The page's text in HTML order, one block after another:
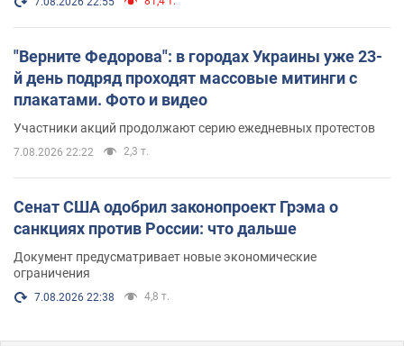
"Верните Федорова": в городах Украины уже 23-
й день подряд проходят массовые митинги с
плакатами. Фото и видео
Участники акций продолжают серию ежедневных протестов
7.08.2026 22:22 2,3 т.
Сенат США одобрил законопроект Грэма о
санкциях против России: что дальше
Документ предусматривает новые экономические
ограничения
7.08.2026 22:38 4,8 т.